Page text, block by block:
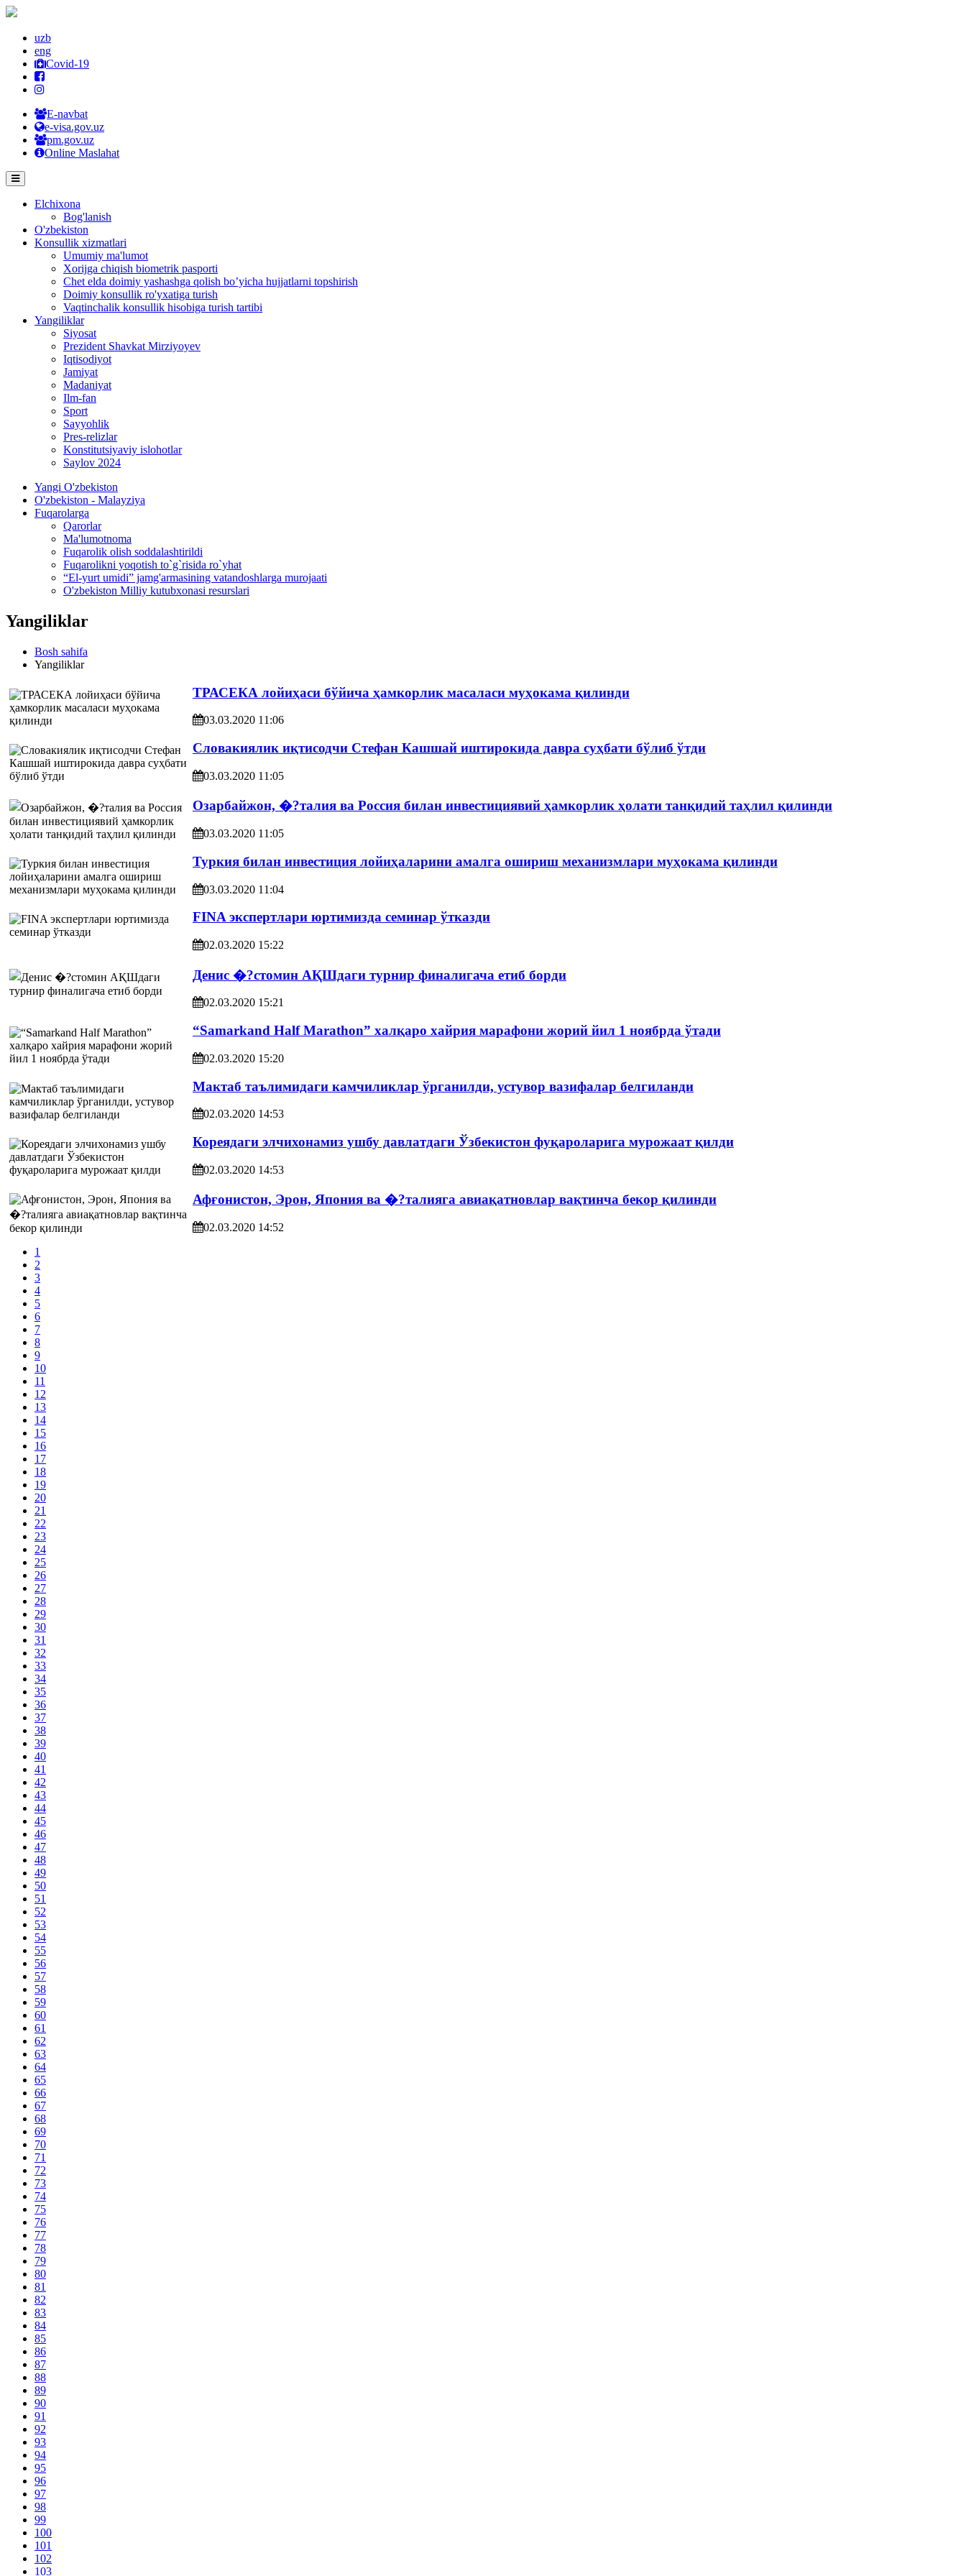
uzb
eng
Covid-19
E-navbat
e-visa.gov.uz
pm.gov.uz
Online Maslahat
Elchixona
Bog'lanish
O'zbekiston
Konsullik xizmatlari
Umumiy ma'lumot
Xorijga chiqish biometrik pasporti
Chet elda doimiy yashashga qolish bo’yicha hujjatlarni topshirish
Doimiy konsullik ro'yxatiga turish
Vaqtinchalik konsullik hisobiga turish tartibi
Yangiliklar
Siyosat
Prezident Shavkat Mirziyoyev
Iqtisodiyot
Jamiyat
Madaniyat
Ilm-fan
Sport
Sayyohlik
Pres-relizlar
Konstitutsiyaviy islohotlar
Saylov 2024
Yangi O'zbekiston
O'zbekiston - Malayziya
Fuqarolarga
Qarorlar
Ma'lumotnoma
Fuqarolik olish soddalashtirildi
Fuqarolikni yoqotish to`g`risida ro`yhat
“El-yurt umidi” jamg'armasining vatandoshlarga murojaati
O'zbekiston Milliy kutubxonasi resurslari
Yangiliklar
Bosh sahifa
Yangiliklar
ТРАСЕКА лойиҳаси бўйича ҳамкорлик масаласи муҳокама қилинди
03.03.2020 11:06
Словакиялик иқтисодчи Стефан Кашшай иштирокида давра суҳбати бўлиб ўтди
03.03.2020 11:05
Озарбайжон, �?талия ва Россия билан инвестициявий ҳамкорлик ҳолати танқидий таҳлил қилинди
03.03.2020 11:05
Туркия билан инвестиция лойиҳаларини амалга ошириш механизмлари муҳокама қилинди
03.03.2020 11:04
FINA экспертлари юртимизда семинар ўтказди
02.03.2020 15:22
Денис �?стомин АҚШдаги турнир финалигача етиб борди
02.03.2020 15:21
“Samarkand Half Marathon” халқаро хайрия марафони жорий йил 1 ноябрда ўтади
02.03.2020 15:20
Мактаб таълимидаги камчиликлар ўрганилди, устувор вазифалар белгиланди
02.03.2020 14:53
Кореядаги элчихонамиз ушбу давлатдаги Ўзбекистон фуқароларига мурожаат қилди
02.03.2020 14:53
Афғонистон, Эрон, Япония ва �?талияга авиақатновлар вақтинча бекор қилинди
02.03.2020 14:52
1
2
3
4
5
6
7
8
9
10
11
12
13
14
15
16
17
18
19
20
21
22
23
24
25
26
27
28
29
30
31
32
33
34
35
36
37
38
39
40
41
42
43
44
45
46
47
48
49
50
51
52
53
54
55
56
57
58
59
60
61
62
63
64
65
66
67
68
69
70
71
72
73
74
75
76
77
78
79
80
81
82
83
84
85
86
87
88
89
90
91
92
93
94
95
96
97
98
99
100
101
102
103